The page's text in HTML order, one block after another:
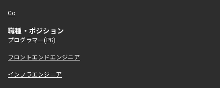
Go
職種・ポジション
プログラマー(PG)
フロントエンドエンジニア
インフラエンジニア